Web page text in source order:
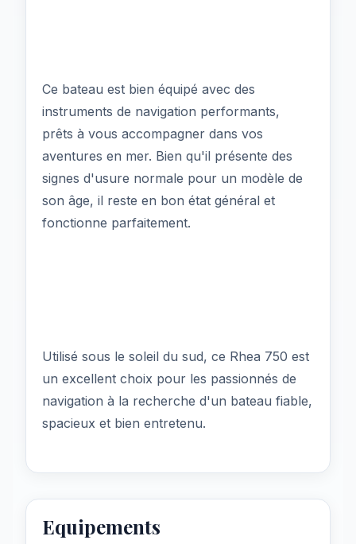
Ce bateau est bien équipé avec des
instruments de navigation performants,
prêts à vous accompagner dans vos
aventures en mer. Bien qu'il présente des
signes d'usure normale pour un modèle de
son âge, il reste en bon état général et
fonctionne parfaitement.
Utilisé sous le soleil du sud, ce Rhea 750 est
un excellent choix pour les passionnés de
navigation à la recherche d'un bateau fiable,
spacieux et bien entretenu.
Equipements